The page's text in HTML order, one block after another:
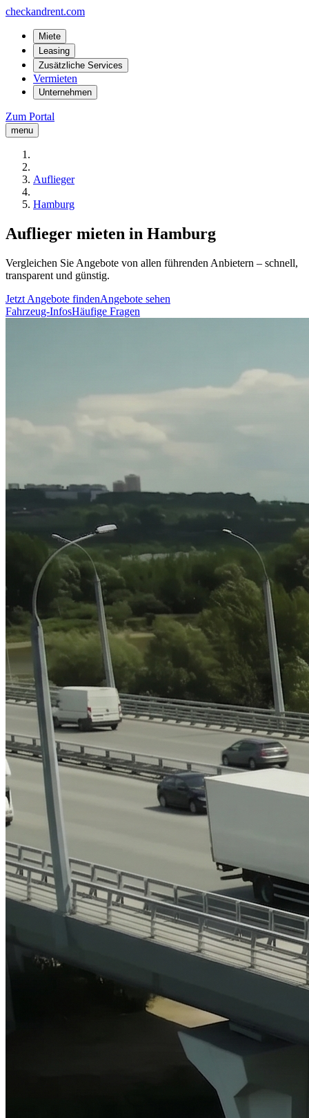
checkandrent.com
Miete
Leasing
Zusätzliche Services
Vermieten
Unternehmen
Zum Portal
menu
Auflieger
Hamburg
Auflieger mieten in Hamburg
Vergleichen Sie Angebote von allen führenden Anbietern – schnell,
transparent und günstig.
Jetzt Angebote findenAngebote sehen
Fahrzeug-InfosHäufige Fragen